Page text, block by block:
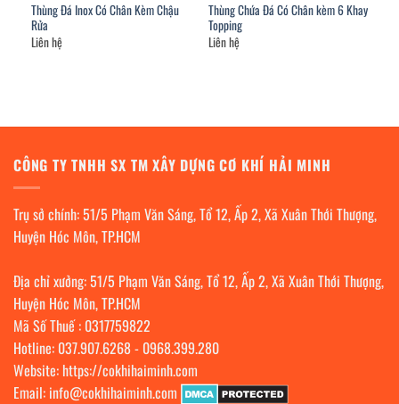
Thùng Đá Inox Có Chân Kèm Chậu
Rửa
Liên hệ
Thùng Chứa Đá Có Chân kèm 6 Khay
Topping
Liên hệ
CÔNG TY TNHH SX TM XÂY DỰNG CƠ KHÍ HẢI MINH
Trụ sở chính: 51/5 Phạm Văn Sáng, Tổ 12, Ấp 2, Xã Xuân Thới Thượng,
Huyện Hóc Môn, TP.HCM
Địa chỉ xưởng: 51/5 Phạm Văn Sáng, Tổ 12, Ấp 2, Xã Xuân Thới Thượng,
Huyện Hóc Môn, TP.HCM
Mã Số Thuế : 0317759822
Hotline: 037.907.6268- 0968.399.280
Website: https://cokhihaiminh.com
Email: info@cokhihaiminh.com